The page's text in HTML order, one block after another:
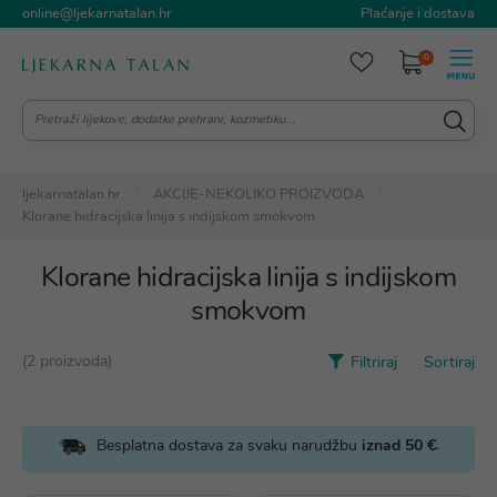
online@ljekarnatalan.hr Plaćanje i dostava
0
ljekarnatalan.hr
AKCIJE-NEKOLIKO PROIZVODA
Klorane hidracijska linija s indijskom smokvom
Klorane hidracijska linija s indijskom
smokvom
(2 proizvoda) Filtriraj Sortiraj
Besplatna dostava za svaku narudžbu iznad 50 €.